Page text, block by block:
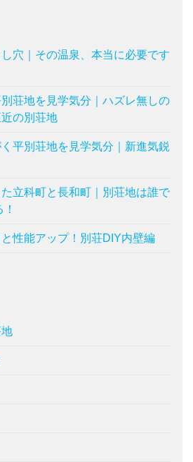
穴｜その温泉、本当に必要です
荘地を見学気分｜ハズレ無しの
の別荘地
平別荘地を見学気分｜新進気鋭
立科町と長和町｜別荘地は誰で
性能アップ！別荘DIY内壁編